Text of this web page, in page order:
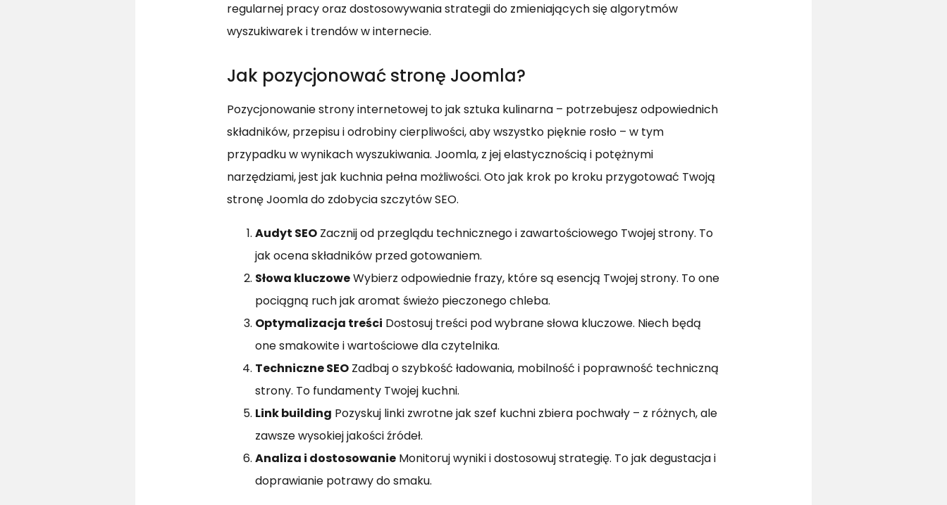
regularnej pracy oraz dostosowywania strategii do zmieniających się algorytmów
wyszukiwarek i trendów w internecie.
Jak pozycjonować stronę Joomla?
Pozycjonowanie strony internetowej to jak sztuka kulinarna – potrzebujesz odpowiednich
składników, przepisu i odrobiny cierpliwości, aby wszystko pięknie rosło – w tym
przypadku w wynikach wyszukiwania. Joomla, z jej elastycznością i potężnymi
narzędziami, jest jak kuchnia pełna możliwości. Oto jak krok po kroku przygotować Twoją
stronę Joomla do zdobycia szczytów SEO.
Audyt SEO Zacznij od przeglądu technicznego i zawartościowego Twojej strony. To
jak ocena składników przed gotowaniem.
Słowa kluczoweWybierz odpowiednie frazy, które są esencją Twojej strony. To one
pociągną ruch jak aromat świeżo pieczonego chleba.
Optymalizacja treści Dostosuj treści pod wybrane słowa kluczowe. Niech będą
one smakowite i wartościowe dla czytelnika.
Techniczne SEO Zadbaj o szybkość ładowania, mobilność i poprawność techniczną
strony. To fundamenty Twojej kuchni.
Link building Pozyskuj linki zwrotne jak szef kuchni zbiera pochwały – z różnych, ale
zawsze wysokiej jakości źródeł.
Analiza i dostosowanie Monitoruj wyniki i dostosowuj strategię. To jak degustacja i
doprawianie potrawy do smaku.